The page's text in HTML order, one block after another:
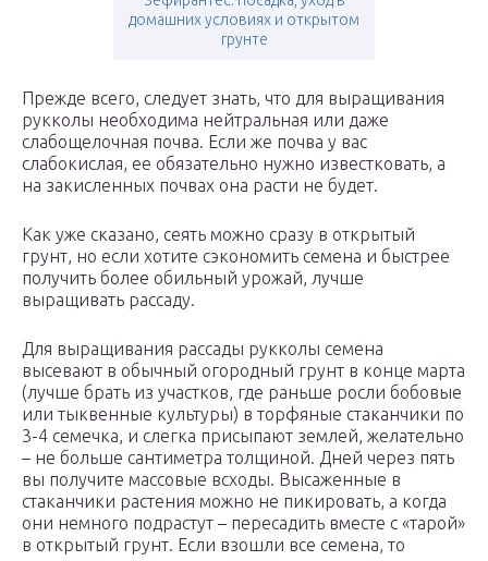
домашних условиях и открытом
грунте
Прежде всего, следует знать, что для выращивания
рукколы необходима нейтральная или даже
слабощелочная почва. Если же почва у вас
слабокислая, ее обязательно нужно известковать, а
на закисленных почвах она расти не будет.
Как уже сказано, сеять можно сразу в открытый
грунт, но если хотите сэкономить семена и быстрее
получить более обильный урожай, лучше
выращивать рассаду.
Для выращивания рассады рукколы семена
высевают в обычный огородный грунт в конце марта
(лучше брать из участков, где раньше росли бобовые
или тыквенные культуры) в торфяные стаканчики по
3-4 семечка, и слегка присыпают землей, желательно
– не больше сантиметра толщиной. Дней через пять
вы получите массовые всходы. Высаженные в
стаканчики растения можно не пикировать, а когда
они немного подрастут – пересадить вместе с «тарой»
в открытый грунт. Если взошли все семена, то